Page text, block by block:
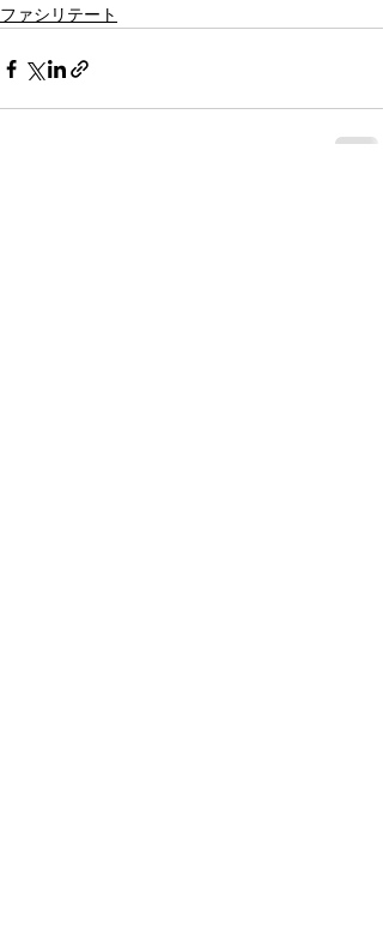
ファシリテート